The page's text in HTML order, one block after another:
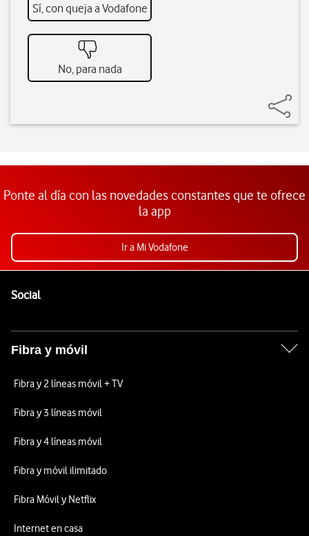
Sí, con queja a Vodafone
No, para nada
Ponte al día con las novedades constantes que te ofrece
la app
Ir a Mi Vodafone
SocialEnlaces a las redes sociales de Vodafone
Fibra y móvil
Fibra y 2 líneas móvil + TV
Fibra y 3 líneas móvil
Fibra y 4 líneas móvil
Fibra y móvil ilimitado
Fibra Móvil y Netflix
Internet en casa